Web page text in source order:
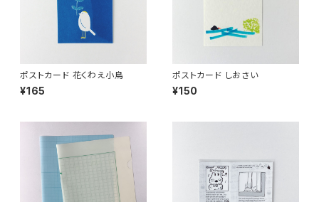
ポストカード 花くわえ小鳥
¥165
ポストカード しおさい
¥150